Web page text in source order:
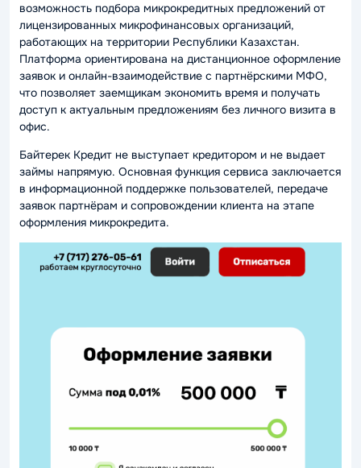
возможность подбора микрокредитных предложений от
лицензированных микрофинансовых организаций,
работающих на территории Республики Казахстан.
Платформа ориентирована на дистанционное оформление
заявок и онлайн-взаимодействие с партнёрскими МФО,
что позволяет заемщикам экономить время и получать
доступ к актуальным предложениям без личного визита в
офис.
Байтерек Кредит не выступает кредитором и не выдает
займы напрямую. Основная функция сервиса заключается
в информационной поддержке пользователей, передаче
заявок партнёрам и сопровождении клиента на этапе
оформления микрокредита.